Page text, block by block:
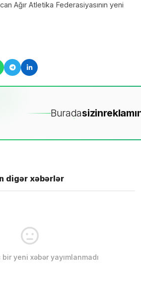
Ağır Atletika Federasiyasının yeni
Buradasizin
digər xəbərlər
yeni xəbər yayımlanmadı